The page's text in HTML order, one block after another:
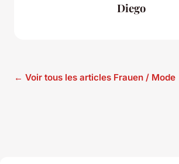
Diego
← Voir tous les articles Frauen / Mode